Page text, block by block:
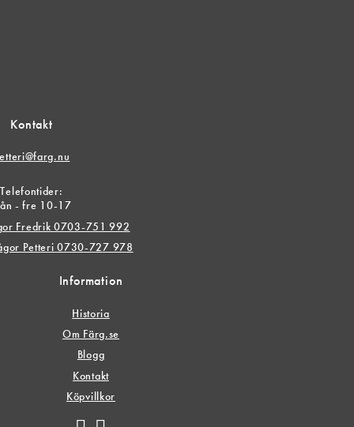
Kontakt
Telefontider:
- fre 10-17
Fredrik 0703-751 992
Petteri 0730-727 978
Information
Historia
Om Färg.se
Blogg
Kontakt
Köpvillkor